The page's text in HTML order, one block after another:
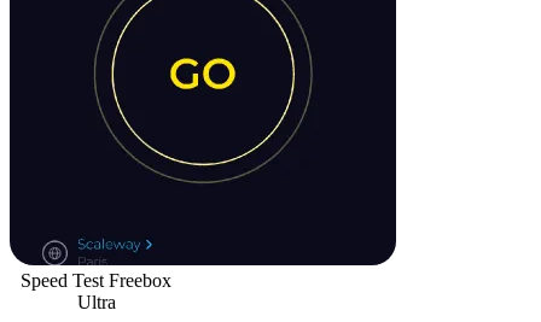
Speed Test Freebox
Ultra